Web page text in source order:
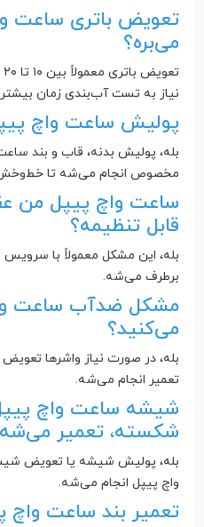
تعویض باتری ساعت
می‌بره؟
نیاز به تست آب‌بندی زمان
پولیش ساعت واچ
بله، پولیش بدنه، قاب و بند
مخصوص انجام می‌شه تا
ساعت واچ پیپل من
قابل تنظیمه؟
بله، این مشکل معمولاً با
برطرف می‌شه.
مشکل ضدآب ساعت
می‌کنید؟
بله، در صورت نیاز واشرها
تعمیر انجام می‌شه.
شیشه ساعت واچ
شکسته، تعمیر
بله، پولیش شیشه یا تعویض
واچ پیپل انجام می‌شه.
تعمیر بند ساعت واچ